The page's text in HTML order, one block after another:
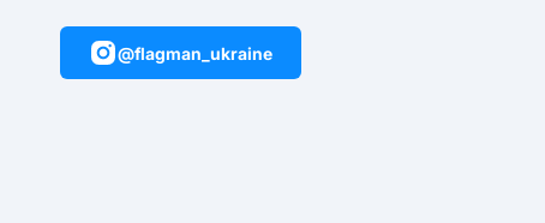
@flagman_ukraine